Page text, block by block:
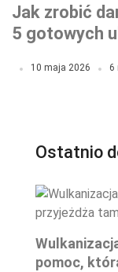
Jak zrobić
5 gotowych
10 maja 2026 6
Ostatnio
pomoc,